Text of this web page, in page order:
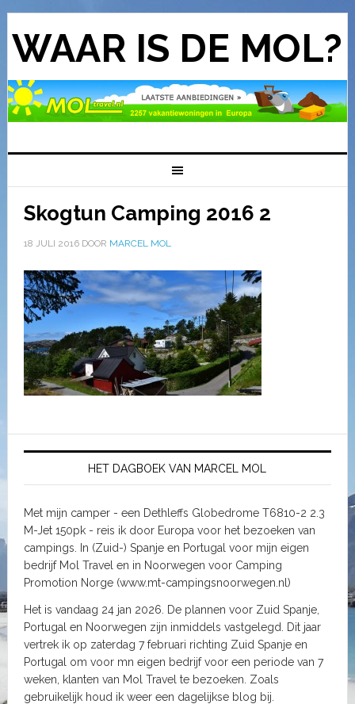
WAAR IS DE MOL?
Skogtun Camping 2016 2
18 JULI 2016DOOR MARCEL MOL
HET DAGBOEK VAN MARCEL MOL
Met mijn camper - een Dethleffs Globedrome T6810-2 2.3
M-Jet 150pk - reis ik door Europa voor het bezoeken van
campings. In (Zuid-) Spanje en Portugal voor mijn eigen
bedrijf Mol Travel en in Noorwegen voor Camping
Promotion Norge (www.mt-campingsnoorwegen.nl)
Het is vandaag 24 jan 2026. De plannen voor Zuid Spanje,
Portugal en Noorwegen zijn inmiddels vastgelegd. Dit jaar
vertrek ik op zaterdag 7 februari richting Zuid Spanje en
Portugal om voor mn eigen bedrijf voor een periode van 7
weken, klanten van Mol Travel te bezoeken. Zoals
gebruikelijk houd ik weer een dagelijkse blog bij.